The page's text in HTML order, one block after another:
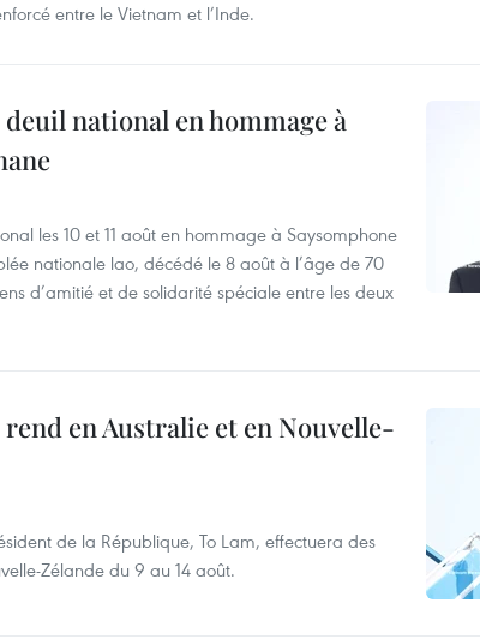
entre le Vietnam et l’Inde.
national en hommage à
les 10 et 11 août en hommage à Saysomphone
nationale lao, décédé le 8 août à l’âge de 70
d’amitié et de solidarité spéciale entre les deux
en Australie et en Nouvelle-
de la République, To Lam, effectuera des
Zélande du 9 au 14 août.